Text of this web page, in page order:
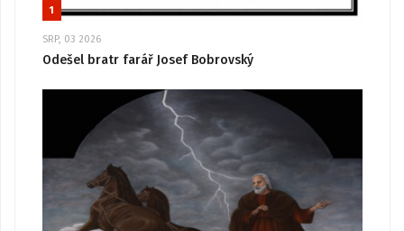
1
SRP, 03 2026
Odešel bratr farář Josef Bobrovský